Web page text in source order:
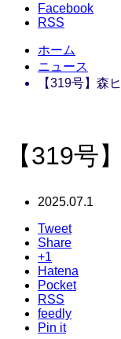
Facebook
RSS
ホーム
ニュース
【319号】森
【319号
2025.07.1
Tweet
Share
+1
Hatena
Pocket
RSS
feedly
Pin it